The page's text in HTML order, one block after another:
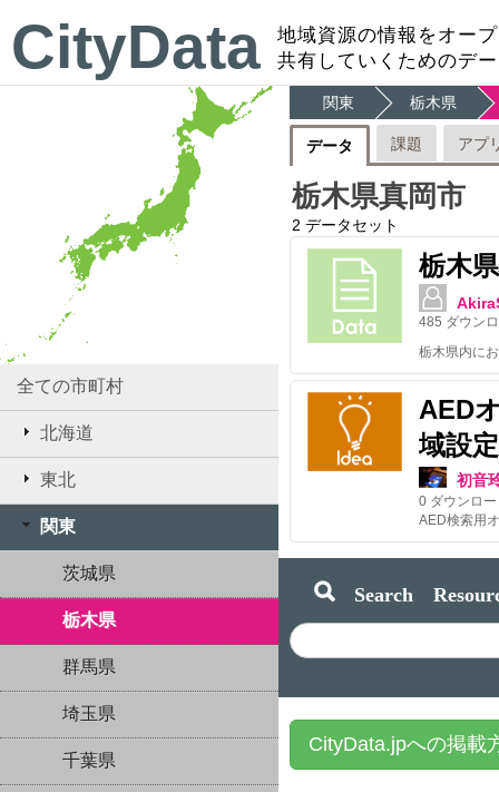
CityData
地域資源の情報をオー
共有していくためのデ
全ての市町村
北海道
東北
関東
茨城県
栃木県
群馬県
埼玉県
千葉県
関東 栃木県
データ 課題 アプ
栃木県真岡市
2 データセット
栃木
485 ダウン
AED
域設
初音
0 ダウンロ
Search
CityData.jpへの掲載